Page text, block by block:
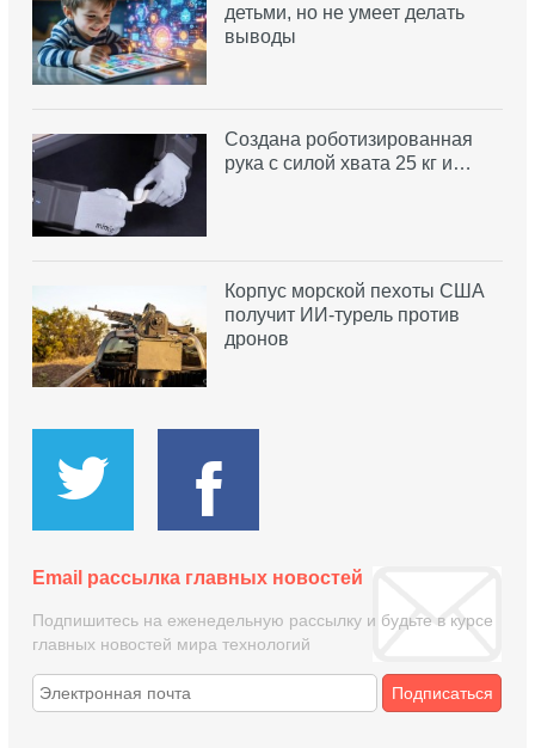
детьми, но не умеет делать
выводы
Создана роботизированная
рука с силой хвата 25 кг и…
Корпус морской пехоты США
получит ИИ-турель против
дронов
Email рассылка главных новостей
Подпишитесь на еженедельную рассылку и будьте в курсе
главных новостей мира технологий
Подписаться